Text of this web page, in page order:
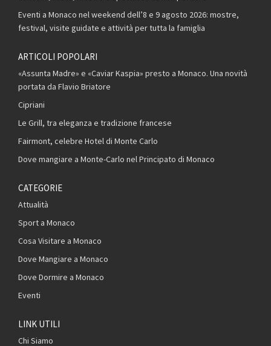
Eventi a Monaco nel weekend dell’8 e 9 agosto 2026: mostre,
festival, visite guidate e attività per tutta la famiglia
ARTICOLI POPOLARI
«Assunta Madre» e «Caviar Kaspia» presto a Monaco. Una novità
portata da Flavio Briatore
Cipriani
Le Grill, tra eleganza e tradizione francese
Fairmont, celebre Hotel di Monte Carlo
Dove mangiare a Monte-Carlo nel Principato di Monaco
CATEGORIE
Attualità
Sport a Monaco
Cosa Visitare a Monaco
Dove Mangiare a Monaco
Dove Dormire a Monaco
Eventi
LINK UTILI
Chi Siamo